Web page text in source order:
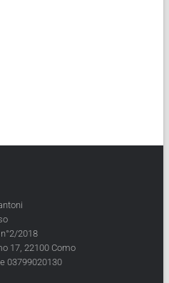
2018
17, 22100 Como
03799020130